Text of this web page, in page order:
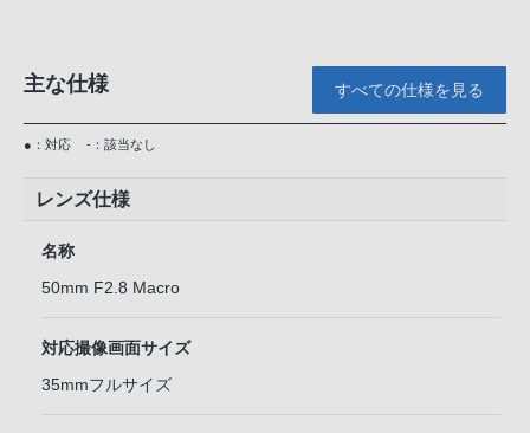
主な仕様 すべての仕様を見る
●：対応 -：該当なし
レンズ仕様
名称
50mm F2.8 Macro
対応撮像画面サイズ
35mmフルサイズ